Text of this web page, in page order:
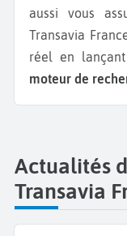
aussi vous
Transavia
réel en
moteur de
Actualités
Transavia